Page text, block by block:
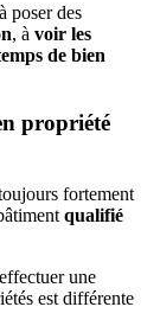
poser des
, à voir les
de bien
propriété
fortement
qualifié
une
est différente